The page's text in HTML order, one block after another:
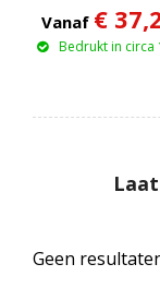
Vanaf €
Bedrukt in circa
Geen